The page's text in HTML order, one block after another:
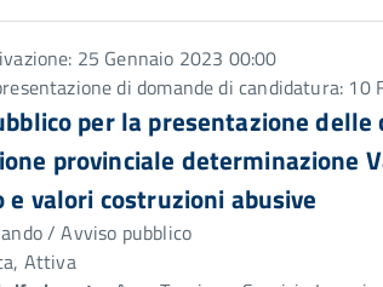
25 Gennaio 2023 00:00
di domande di candidatura: 10
per la presentazione
provinciale determinazione
e valori costruzioni abusive
/ Avviso pubblico
Attiva